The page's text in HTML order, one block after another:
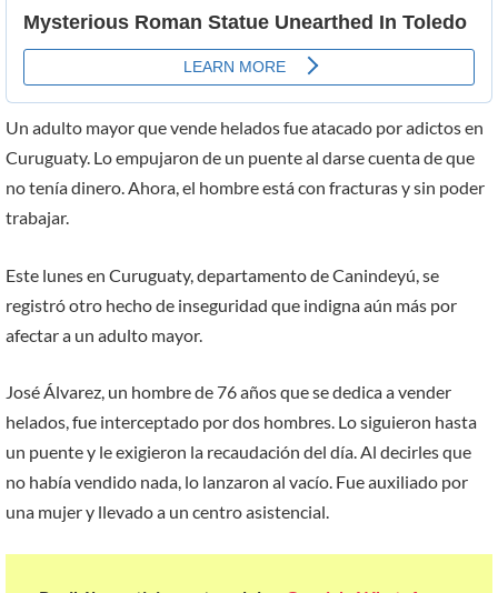
Un adulto mayor que vende helados fue atacado por adictos en
Curuguaty. Lo empujaron de un puente al darse cuenta de que
no tenía dinero. Ahora, el hombre está con fracturas y sin poder
trabajar.
Este lunes en Curuguaty, departamento de Canindeyú, se
registró otro hecho de inseguridad que indigna aún más por
afectar a un adulto mayor.
José Álvarez, un hombre de 76 años que se dedica a vender
helados, fue interceptado por dos hombres. Lo siguieron hasta
un puente y le exigieron la recaudación del día. Al decirles que
no había vendido nada, lo lanzaron al vacío. Fue auxiliado por
una mujer y llevado a un centro asistencial.